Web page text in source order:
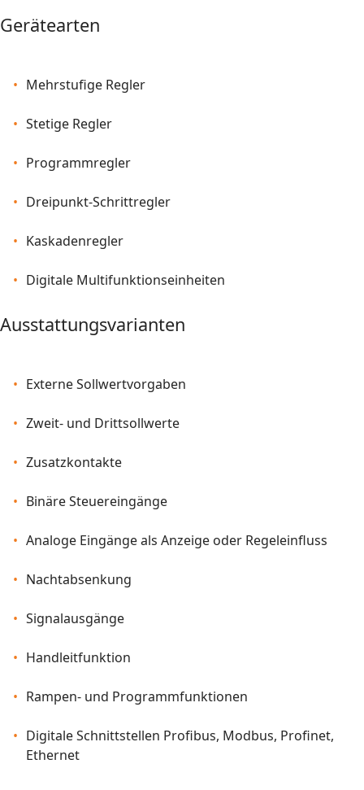
Gerätearten
Mehrstufige Regler
Stetige Regler
Programmregler
Dreipunkt-Schrittregler
Kaskadenregler
Digitale Multifunktionseinheiten
Ausstattungsvarianten
Externe Sollwertvorgaben
Zweit- und Drittsollwerte
Zusatzkontakte
Binäre Steuereingänge
Analoge Eingänge als Anzeige oder Regeleinfluss
Nachtabsenkung
Signalausgänge
Handleitfunktion
Rampen- und Programmfunktionen
Digitale Schnittstellen Profibus, Modbus, Profinet,
Ethernet